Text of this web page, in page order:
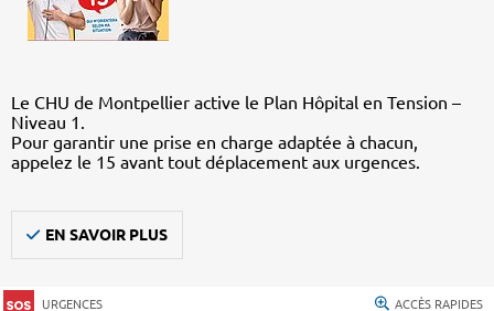
Le CHU de Montpellier active le Plan Hôpital en Tension –
Niveau 1.
Pour garantir une prise en charge adaptée à chacun,
appelez le 15 avant tout déplacement aux urgences.
EN SAVOIR PLUS
URGENCES ACCÈS RAPIDES